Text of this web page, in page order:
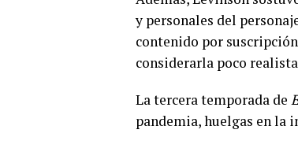
y personales del
contenido por
considerarla poco
La tercera temporada de
pandemia, huelgas en la